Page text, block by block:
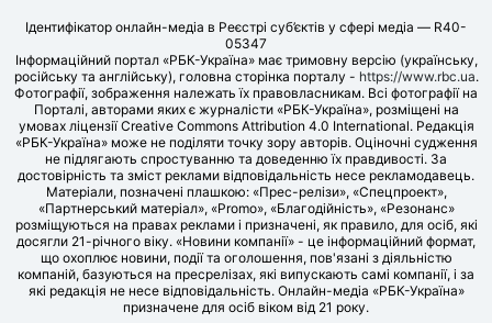
Ідентифікатор онлайн-медіа в Реєстрі суб’єктів у сфері медіа — R40-
05347
Інформаційний портал «РБК-Україна» має тримовну версію (українську,
російську та англійську), головна сторінка порталу - https://www.rbc.ua.
Фотографії, зображення належать їх правовласникам. Всі фотографії на
Порталі, авторами яких є журналісти «РБК-Україна», розміщені на
умовах ліцензії Creative Commons Attribution 4.0 International. Редакція
«РБК-Україна» може не поділяти точку зору авторів. Оціночні судження
не підлягають спростуванню та доведенню їх правдивості. За
достовірність та зміст реклами відповідальність несе рекламодавець.
Матеріали, позначені плашкою: «Прес-релізи», «Спецпроект»,
«Партнерський матеріал», «Promo», «Благодійність», «Резонанс»
розміщуються на правах реклами і призначені, як правило, для осіб, які
досягли 21-річного віку. «Новини компанії» - це інформаційний формат,
що охоплює новини, події та оголошення, пов'язані з діяльністю
компаній, базуються на пресрелізах, які випускають самі компанії, і за
які редакція не несе відповідальність. Онлайн-медіа «РБК-Україна»
призначене для осіб віком від 21 року.